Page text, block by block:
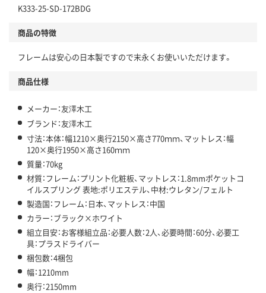
K333-25-SD-172BDG
商品の特徴
フレームは安心の日本製ですので末永くお使いいただけます。
商品仕様
メーカー：友澤木工
ブランド：友澤木工
寸法：本体：幅1210×奥行2150×高さ770ｍｍ、マットレス：幅
120×奥行1950×高さ160ｍｍ
質量：70kg
材質：フレーム：プリント化粧板、マットレス：1.8mmポケットコ
イルスプリング 表地:ポリエステル、中材:ウレタン/フェルト
製造国：フレーム：日本、マットレス：中国
カラー：ブラック×ホワイト
組立目安：お客様組立品：必要人数：2人、必要時間：60分、必要工
具：プラスドライバー
梱包数：4梱包
幅：1210mm
奥行：2150mm